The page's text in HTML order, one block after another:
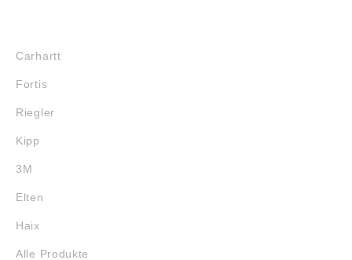
Carhartt
Fortis
Riegler
Kipp
3M
Elten
Haix
Alle Produkte